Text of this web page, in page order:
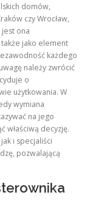
domów,
czy Wrocław,
jest ona
jako element
każdego
należy zwrócić
o
użytkowania. W
wymiana
na jego
właściwą decyzję.
i specjaliści
pozwalającą